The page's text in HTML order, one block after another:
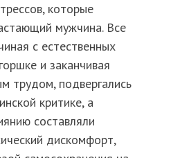
которые
мужчина. Все
с естественных
и заканчивая
трудом, подвергались
критике, а
составляли
дискомфорт,